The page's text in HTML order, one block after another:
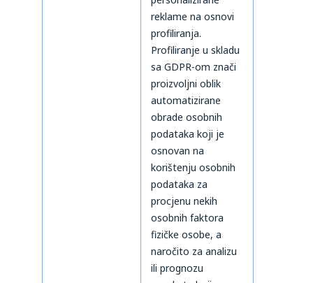
reklame na osnovi
profiliranja.
Profiliranje u skladu
sa GDPR-om znači
proizvoljni oblik
automatizirane
obrade osobnih
podataka koji je
osnovan na
korištenju osobnih
podataka za
procjenu nekih
osobnih faktora
fizičke osobe, a
naročito za analizu
ili prognozu